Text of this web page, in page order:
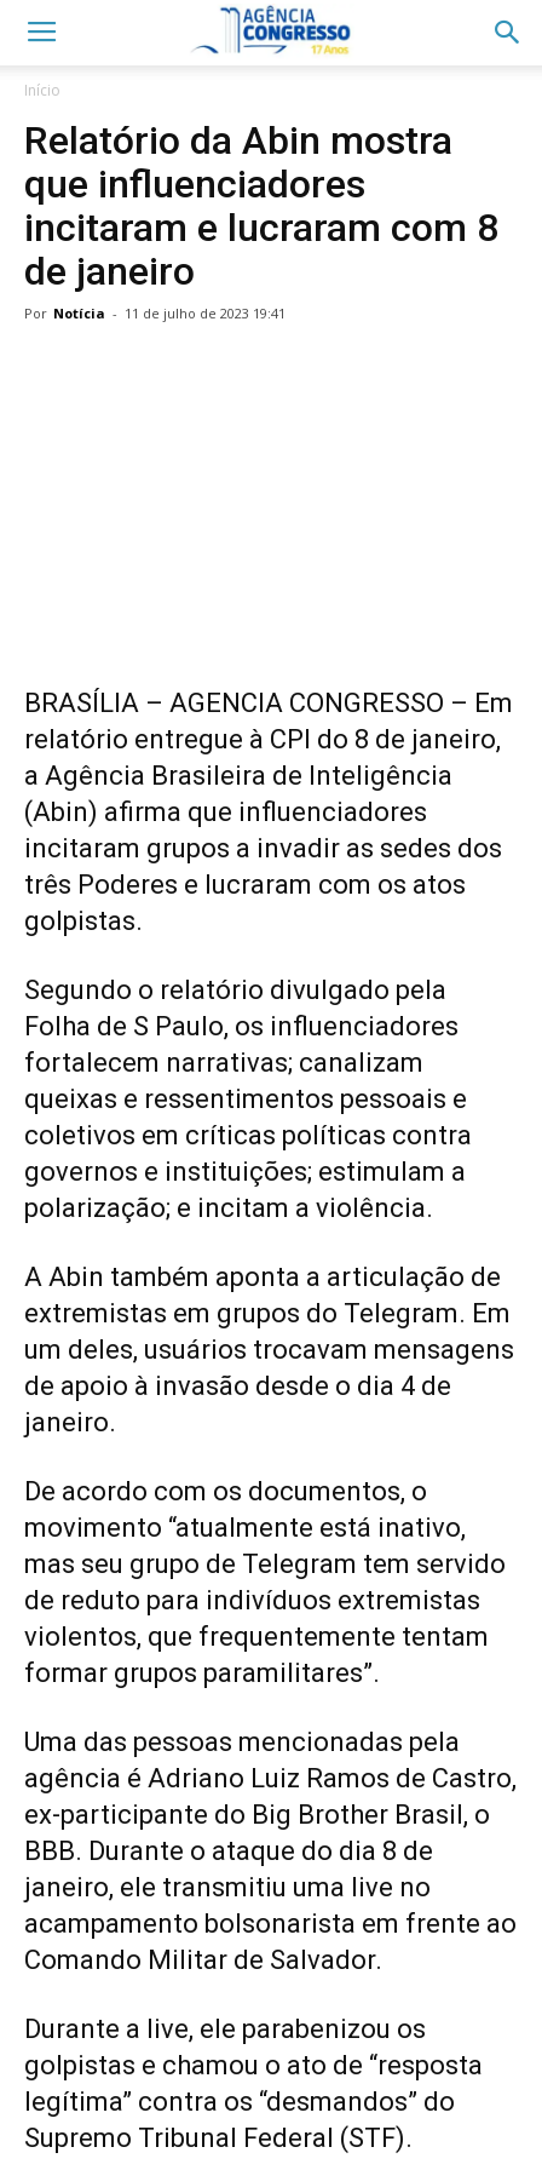
Início
Relatório da Abin mostra
que influenciadores
incitaram e lucraram com 8
de janeiro
Por Notícia - 11 de julho de 2023 19:41
BRASÍLIA – AGENCIA CONGRESSO – Em
relatório entregue à CPI do 8 de janeiro,
a Agência Brasileira de Inteligência
(Abin) afirma que influenciadores
incitaram grupos a invadir as sedes dos
três Poderes e lucraram com os atos
golpistas.
Segundo o relatório divulgado pela
Folha de S Paulo, os influenciadores
fortalecem narrativas; canalizam
queixas e ressentimentos pessoais e
coletivos em críticas políticas contra
governos e instituições; estimulam a
polarização; e incitam a violência.
A Abin também aponta a articulação de
extremistas em grupos do Telegram. Em
um deles, usuários trocavam mensagens
de apoio à invasão desde o dia 4 de
janeiro.
De acordo com os documentos, o
movimento “atualmente está inativo,
mas seu grupo de Telegram tem servido
de reduto para indivíduos extremistas
violentos, que frequentemente tentam
formar grupos paramilitares”.
Uma das pessoas mencionadas pela
agência é Adriano Luiz Ramos de Castro,
ex-participante do Big Brother Brasil, o
BBB. Durante o ataque do dia 8 de
janeiro, ele transmitiu uma live no
acampamento bolsonarista em frente ao
Comando Militar de Salvador.
Durante a live, ele parabenizou os
golpistas e chamou o ato de “resposta
legítima” contra os “desmandos” do
Supremo Tribunal Federal (STF).